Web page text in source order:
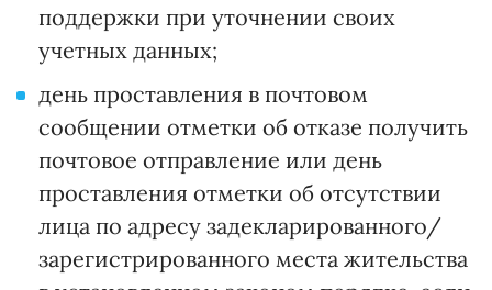
поддержки при уточнении своих
учетных данных;
день проставления в почтовом
сообщении отметки об отказе получить
почтовое отправление или день
проставления отметки об отсутствии
лица по адресу задекларированного/
зарегистрированного места жительства